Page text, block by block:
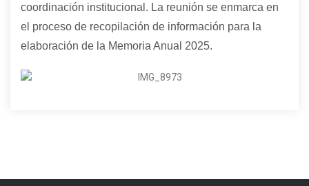
coordinación institucional. La reunión se enmarca en
el proceso de recopilación de información para la
elaboración de la Memoria Anual 2025.